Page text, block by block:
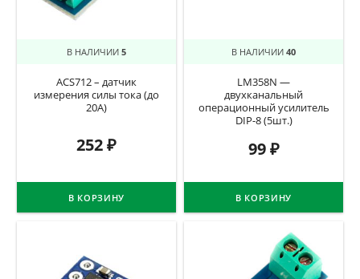
В НАЛИЧИИ 5
ACS712 – датчик
измерения силы тока (до
20А)
252₽
В КОРЗИНУ
В НАЛИЧИИ 40
LM358N —
двухканальный
операционный усилитель
DIP-8 (5шт.)
99₽
В КОРЗИНУ